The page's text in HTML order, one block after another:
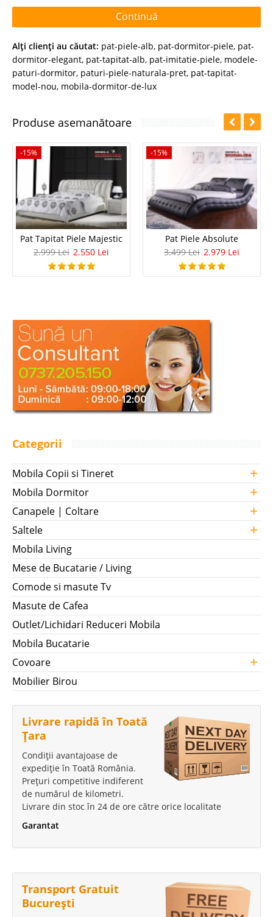
Continuă
Alţi clienţi au căutat: pat-piele-alb, pat-dormitor-piele, pat-
dormitor-elegant, pat-tapitat-alb, pat-imitatie-piele, modele-
paturi-dormitor, paturi-piele-naturala-pret, pat-tapitat-
model-nou, mobila-dormitor-de-lux
Produse asemanătoare
-15%
Pat Tapitat Piele Majestic
2.999 Lei 2.550 Lei
-15%
Pat Piele Absolute
3.499 Lei 2.979 Lei
Categorii
Mobila Copii si Tineret +
Mobila Dormitor +
Canapele | Coltare +
Saltele +
Mobila Living
Mese de Bucatarie / Living
Comode si masute Tv
Masute de Cafea
Outlet/Lichidari Reduceri Mobila
Mobila Bucatarie
Covoare
+
Mobilier Birou
Livrare rapidă în Toată
Țara
Condiții avantajoase de
expediție în Toată România.
Prețuri competitive indiferent
de numărul de kilometri.
Livrare din stoc în 24 de ore către orice localitate
Garantat
Transport Gratuit
București